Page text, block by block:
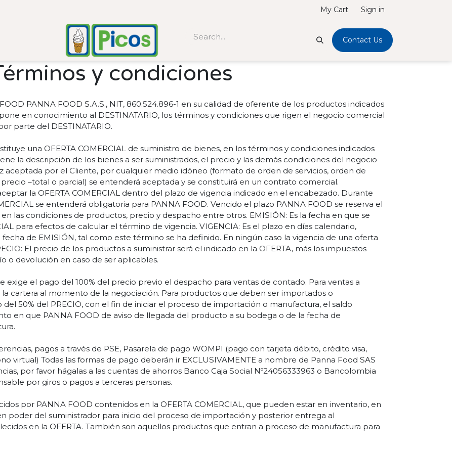
My Cart Sign in
Contact Us
y condiciones
PANNA FOOD S.A.S., NIT, 860.524.896-1 en su calidad de oferente de los productos indicados
en conocimiento al DESTINATARIO, los términos y condiciones que rigen el negocio comercial
parte del DESTINATARIO.
una OFERTA COMERCIAL de suministro de bienes, en los términos y condiciones indicados
la descripción de los bienes a ser suministrados, el precio y las demás condiciones del negocio
aceptada por el Cliente, por cualquier medio idóneo (formato de orden de servicios, orden de
–total o parcial) se entenderá aceptada y se constituirá en un contrato comercial.
la OFERTA COMERCIAL dentro del plazo de vigencia indicado en el encabezado. Durante
se entenderá obligatoria para PANNA FOOD. Vencido el plazo PANNA FOOD se reserva el
las condiciones de productos, precio y despacho entre otros. EMISIÓN: Es la fecha en que se
para efectos de calcular el término de vigencia. VIGENCIA: Es el plazo en días calendario,
de EMISIÓN, tal como este término se ha definido. En ningún caso la vigencia de una oferta
El precio de los productos a suministrar será el indicado en la OFERTA, más los impuestos
o devolución en caso de ser aplicables.
exige el pago del 100% del precio previo el despacho para ventas de contado. Para ventas a
cartera al momento de la negociación. Para productos que deben ser importados o
50% del PRECIO, con el fin de iniciar el proceso de importación o manufactura, el saldo
en que PANNA FOOD de aviso de llegada del producto a su bodega o de la fecha de
pagos a través de PSE, Pasarela de pago WOMPI (pago con tarjeta débito, crédito visa,
virtual) Todas las formas de pago deberán ir EXCLUSIVAMENTE a nombre de Panna Food SAS
por favor hágalas a las cuentas de ahorros Banco Caja Social Nº24056333963 o Bancolombia
por giros o pagos a terceras personas.
por PANNA FOOD contenidos en la OFERTA COMERCIAL, que pueden estar en inventario, en
poder del suministrador para inicio del proceso de importación y posterior entrega al
en la OFERTA. También son aquellos productos que entran a proceso de manufactura para